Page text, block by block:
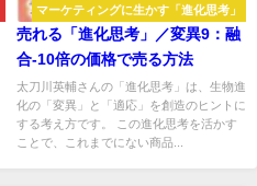
マーケティングに生かす「進化思考」
売れる「進化思考」／変異9：融
合-10倍の価格で売る方法
太刀川英輔さんの「進化思考」は、生物進
化の「変異」と「適応」を創造のヒントに
する考え方です。 この進化思考を活かす
ことで、これまでにない商品...